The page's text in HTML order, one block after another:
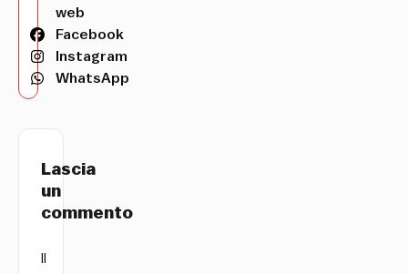
web
Facebook
Instagram
WhatsApp
Lascia
un
commento